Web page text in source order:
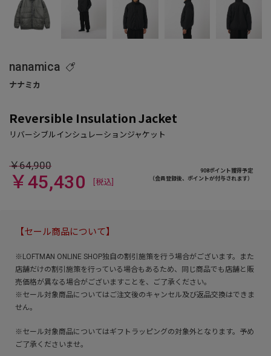
nanamica
Reversible Insulation Jacket
￥64,900
￥45,430 [税込]
908ポイント獲得予定
（会員登録後、ポイントが付与されます）
【セール商品について】
※LOFTMAN ONLINE SHOP独自の割引施策を行う場合がございます。また
店舗だけの割引施策を行っている場合もあるため、同じ商品でも店舗と販
売価格が異なる場合がございますことを、ご了承ください。
※セール対象商品についてはご注文後のキャンセル及び返品交換はできま
せん。
※セール対象商品についてはギフトラッピングの対象外となります。予め
ご了承くださいませ。